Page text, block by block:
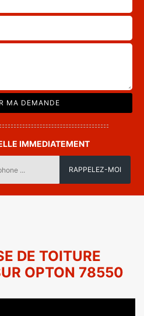
IMMEDIATEMENT
DE TOITURE
OPTON 78550